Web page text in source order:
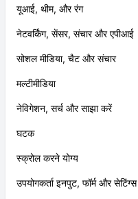
यूआई, थीम, और रंग
नेटवर्किंग, सेंसर, संचार और एपीआई
सोशल मीडिया, चैट और संचार
मल्टीमीडिया
नेविगेशन, सर्च और साझा करें
घटक
स्क्रोल करने योग्य
उपयोगकर्ता इनपुट, फॉर्म और सेटिंग्स